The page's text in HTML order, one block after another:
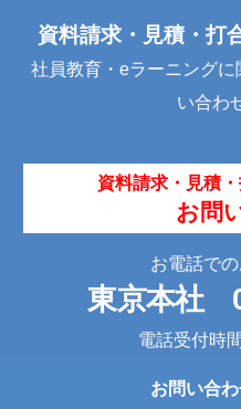
お問い合
資料請求・見積・打
社員教育・eラーニング
い合わ
資料請求・見積
お問
お電話で
東京本社
電話受付時